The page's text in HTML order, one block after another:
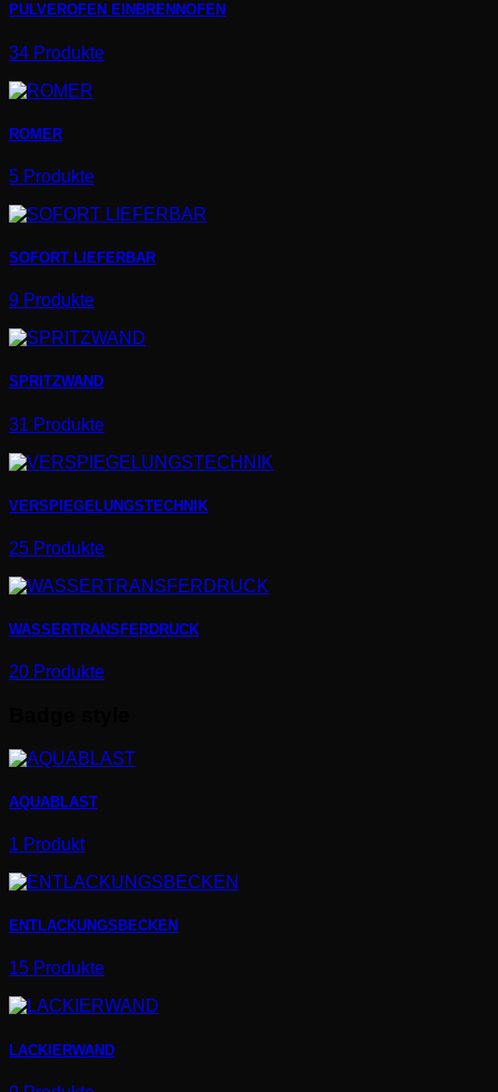
PULVEROFEN EINBRENNOFEN
34 Produkte
ROMER
5 Produkte
SOFORT LIEFERBAR
9 Produkte
SPRITZWAND
31 Produkte
VERSPIEGELUNGSTECHNIK
25 Produkte
WASSERTRANSFERDRUCK
20 Produkte
AQUABLAST
1 Produkt
ENTLACKUNGSBECKEN
15 Produkte
LACKIERWAND